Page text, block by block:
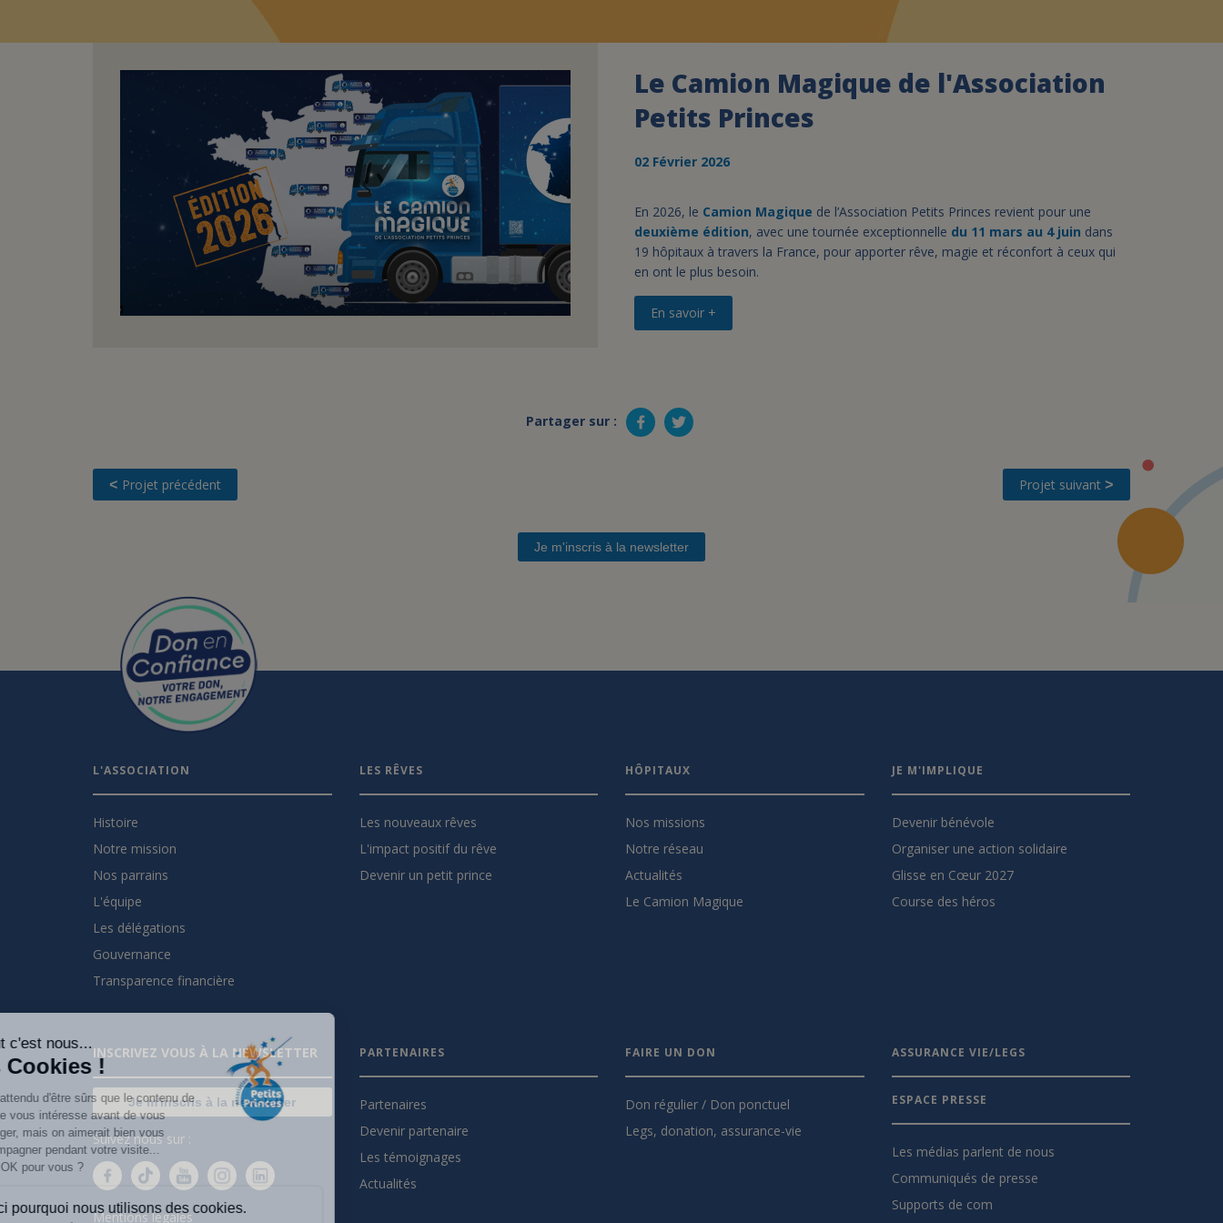
Salut c'est nous...
les Cookies !
On a attendu d'être sûrs que le contenu de
ce site vous intéresse avant de vous
déranger, mais on aimerait bien vous
accompagner pendant votre visite...
C'est OK pour vous ?
Voici pourquoi nous utilisons des cookies.
Le Camion Magique de l'Association
Petits Princes
02 Février 2026
En 2026, le Camion Magique de l’Association Petits Princes revient pour une
deuxième édition, avec une tournée exceptionnelle du 11 mars au 4 juin dans
19 hôpitaux à travers la France, pour apporter rêve, magie et réconfort à ceux qui
en ont le plus besoin.
En savoir +
Partager sur :
< Projet précédent Projet suivant >
Je m'inscris à la newsletter
L'ASSOCIATION
Histoire
Notre mission
Nos parrains
L'équipe
Les délégations
Gouvernance
Transparence financière
LES RÊVES
Les nouveaux rêves
L'impact positif du rêve
Devenir un petit prince
HÔPITAUX
Nos missions
Notre réseau
Actualités
Le Camion Magique
JE M'IMPLIQUE
Devenir bénévole
Organiser une action solidaire
Glisse en Cœur 2027
Course des héros
INSCRIVEZ VOUS À LA NEWSLETTER
Je m'inscris à la newsletter
Suivez nous sur :
Mentions légales
PARTENAIRES
Partenaires
Devenir partenaire
Les témoignages
Actualités
FAIRE UN DON
Don régulier / Don ponctuel
Legs, donation, assurance-vie
ASSURANCE VIE/LEGS
ESPACE PRESSE
Les médias parlent de nous
Communiqués de presse
Supports de com